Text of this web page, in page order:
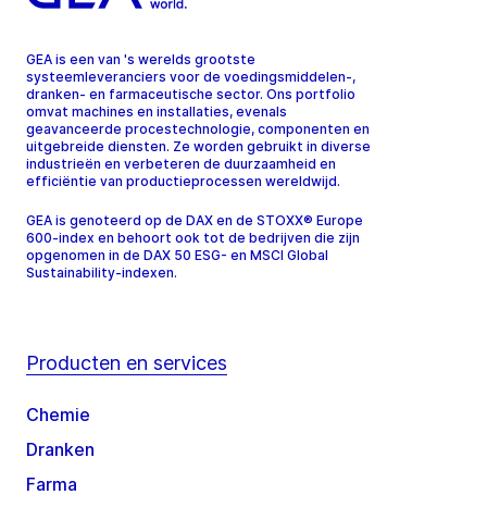
GEA is een van 's werelds grootste
systeemleveranciers voor de voedingsmiddelen-,
dranken- en farmaceutische sector. Ons portfolio
omvat machines en installaties, evenals
geavanceerde procestechnologie, componenten en
uitgebreide diensten. Ze worden gebruikt in diverse
industrieën en verbeteren de duurzaamheid en
efficiëntie van productieprocessen wereldwijd.
GEA is genoteerd op de DAX en de STOXX® Europe
600-index en behoort ook tot de bedrijven die zijn
opgenomen in de DAX 50 ESG- en MSCI Global
Sustainability-indexen.
Producten en services
Chemie
Dranken
Farma